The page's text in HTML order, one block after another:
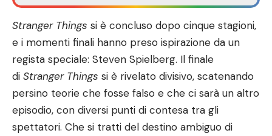
Stranger Things si è concluso dopo cinque stagioni,
e i momenti finali hanno preso ispirazione da un
regista speciale: Steven Spielberg. Il finale
di Stranger Things si è rivelato divisivo, scatenando
persino teorie che fosse falso e che ci sarà un altro
episodio, con diversi punti di contesa tra gli
spettatori. Che si tratti del destino ambiguo di